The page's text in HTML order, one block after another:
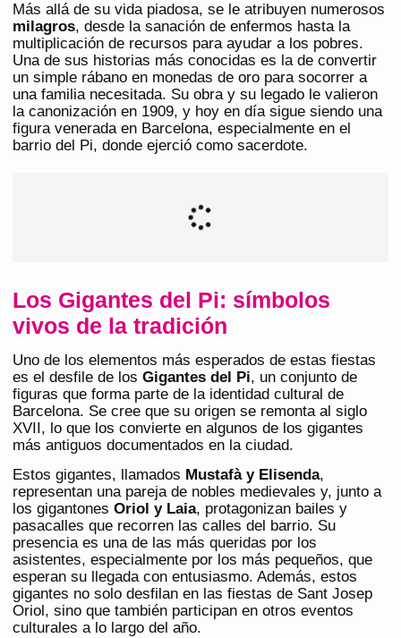
Más allá de su vida piadosa, se le atribuyen numerosos
milagros, desde la sanación de enfermos hasta la
multiplicación de recursos para ayudar a los pobres.
Una de sus historias más conocidas es la de convertir
un simple rábano en monedas de oro para socorrer a
una familia necesitada. Su obra y su legado le valieron
la canonización en 1909, y hoy en día sigue siendo una
figura venerada en Barcelona, especialmente en el
barrio del Pi, donde ejerció como sacerdote.
Los Gigantes del Pi: símbolos
vivos de la tradición
Uno de los elementos más esperados de estas fiestas
es el desfile de los Gigantes del Pi, un conjunto de
figuras que forma parte de la identidad cultural de
Barcelona. Se cree que su origen se remonta al siglo
XVII, lo que los convierte en algunos de los gigantes
más antiguos documentados en la ciudad.
Estos gigantes, llamados Mustafà y Elisenda,
representan una pareja de nobles medievales y, junto a
los gigantones Oriol y Laia, protagonizan bailes y
pasacalles que recorren las calles del barrio. Su
presencia es una de las más queridas por los
asistentes, especialmente por los más pequeños, que
esperan su llegada con entusiasmo. Además, estos
gigantes no solo desfilan en las fiestas de Sant Josep
Oriol, sino que también participan en otros eventos
culturales a lo largo del año.